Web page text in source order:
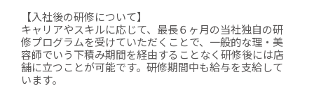
【入社後の研修について】
キャリアやスキルに応じて、最長６ヶ月の当社独自の研
修プログラムを受けていただくことで、一般的な理・美
容師でいう下積み期間を経由することなく研修後には店
舗に立つことが可能です。研修期間中も給与を支給して
います。